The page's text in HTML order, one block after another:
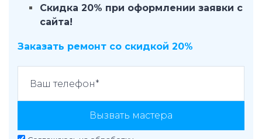
Скидка 20% при оформлении заявки с
сайта!
Заказать ремонт со скидкой 20%
Вызвать мастера